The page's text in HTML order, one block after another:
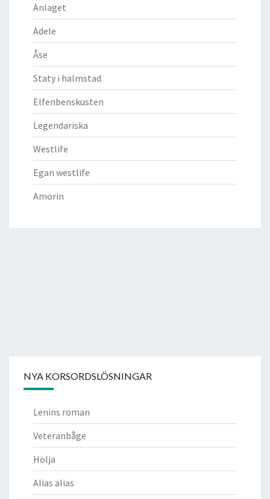
Anlaget
Adele
Åse
Staty i halmstad
Elfenbenskusten
Legendariska
Westlife
Egan westlife
Amorin
NYA KORSORDSLÖSNINGAR
Lenins roman
Veteranbåge
Hölja
Alias alias